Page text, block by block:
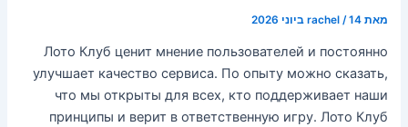
מאת rachel /14 ביוני 2026
Лото Клуб ценит мнение пользователей и постоянно
улучшает качество сервиса. По опыту можно сказать,
что мы открыты для всех, кто поддерживает наши
принципы и верит в ответственную игру. Лото Клуб